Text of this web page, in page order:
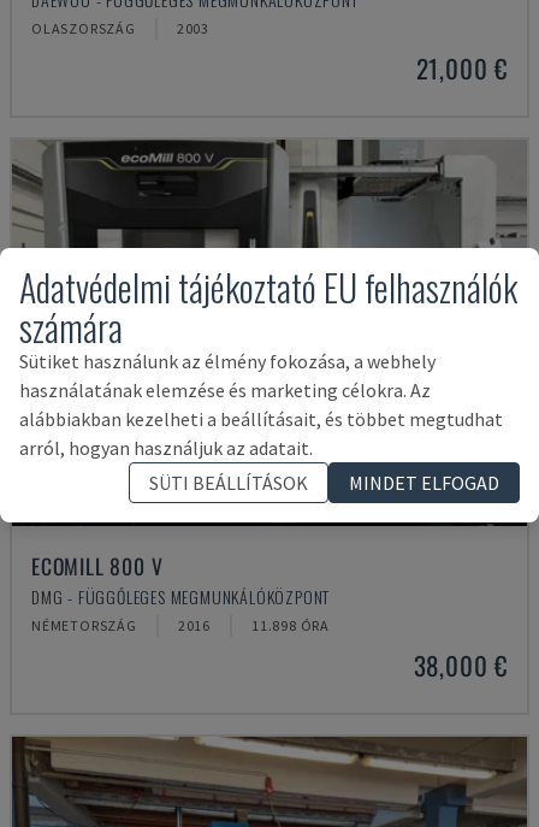
OLASZORSZÁG 2003
21,000 €
ECOMILL 800 V
DMG - FÜGGŐLEGES MEGMUNKÁLÓKÖZPONT
NÉMETORSZÁG 2016 11.898 ÓRA
38,000 €
Adatvédelmi tájékoztató EU felhasználók
számára
Sütiket használunk az élmény fokozása, a webhely
használatának elemzése és marketing célokra. Az
alábbiakban kezelheti a beállításait, és többet megtudhat
arról, hogyan használjuk az adatait.
SÜTI BEÁLLÍTÁSOK
MINDET ELFOGAD